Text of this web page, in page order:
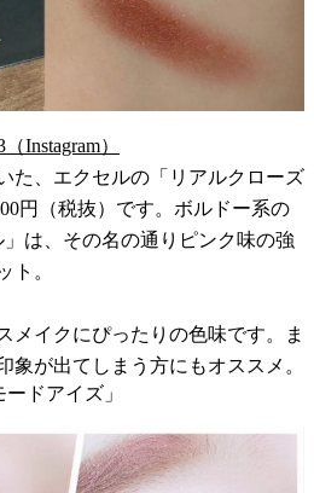
Instagram）
た、エクセルの「リアルクローズ
円（税抜）です。ボルドー系の
」は、その名の通りピンク味の強
ト。
メイクにぴったりの色味です。ま
象が出てしまう方にもオススメ。
ドアイズ」